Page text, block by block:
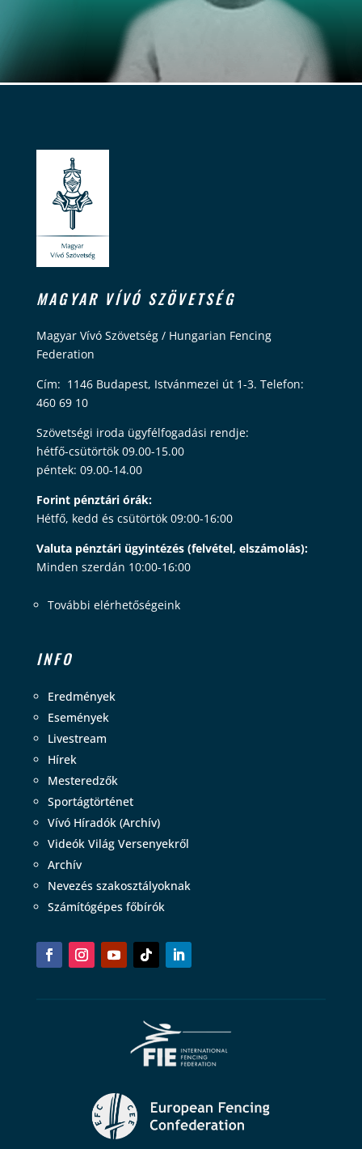
MAGYAR VÍVÓ SZÖVETSÉG
Magyar Vívó Szövetség / Hungarian Fencing
Federation
Cím: 1146 Budapest, Istvánmezei út 1-3. Telefon:
460 69 10
Szövetségi iroda ügyfélfogadási rendje:
hétfő-csütörtök 09.00-15.00
péntek: 09.00-14.00
Forint pénztári órák:
Hétfő, kedd és csütörtök 09:00-16:00
Valuta pénztári ügyintézés (felvétel, elszámolás):
Minden szerdán 10:00-16:00
További elérhetőségeink
INFO
Eredmények
Események
Livestream
Hírek
Mesteredzők
Sportágtörténet
Vívó Híradók (Archív)
Videók Világ Versenyekről
Archív
Nevezés szakosztályoknak
Számítógépes főbírók